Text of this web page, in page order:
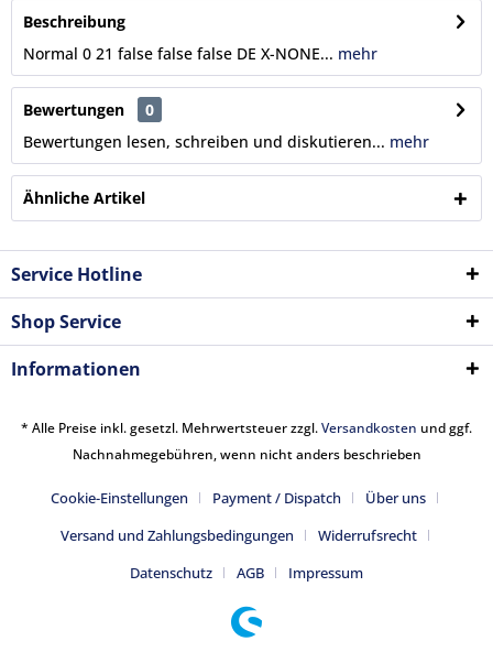
Beschreibung
Normal 0 21 false false false DE X-NONE... mehr
Bewertungen
0
Bewertungen lesen, schreiben und diskutieren... mehr
Ähnliche Artikel
Service Hotline
Shop Service
Informationen
* Alle Preise inkl. gesetzl. Mehrwertsteuer zzgl.Versandkosten und ggf.
Nachnahmegebühren, wenn nicht anders beschrieben
Cookie-Einstellungen Payment / Dispatch
Über uns
Versand und Zahlungsbedingungen
Widerrufsrecht
Datenschutz
AGB Impressum